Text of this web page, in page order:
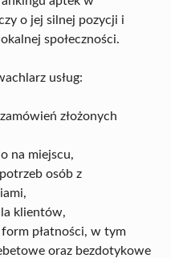
o jej silnej pozycji i
społeczności.
usług:
złożonych
na miejscu,
osób z
klientów,
płatności, w tym
oraz bezdotykowe